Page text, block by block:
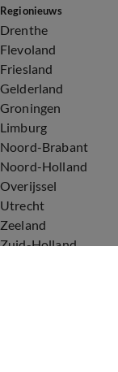
Regionieuws
Drenthe
Flevoland
Friesland
Gelderland
Groningen
Limburg
Noord-Brabant
Noord-Holland
Overijssel
Utrecht
Zeeland
Zuid-Holland